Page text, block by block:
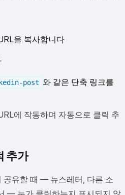
을 복사합니다
post 와 같은 단축 링크를
에 작동하며 자동으로 클릭 추
추가
공유할 때 — 뉴스레터, 다른 소